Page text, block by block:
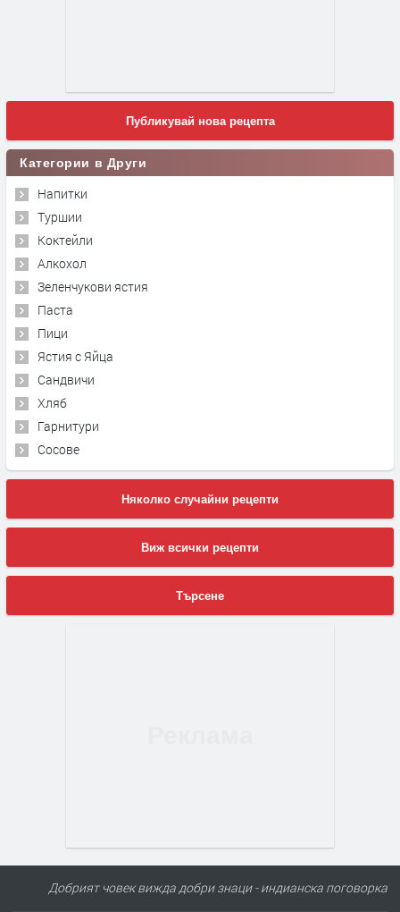
Публикувай нова рецепта
Категории в Други
Напитки
Туршии
Коктейли
Алкохол
Зеленчукови ястия
Паста
Пици
Ястия с Яйца
Сандвичи
Хляб
Гарнитури
Сосове
Няколко случайни рецепти
Виж всички рецепти
Търсене
Добрият човек вижда добри знаци - индианска поговорка